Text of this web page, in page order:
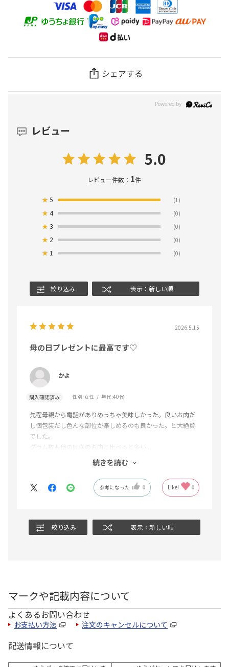
シェアする
レビュー
5.0
レビュー件数： 1件
★5 (1)
★4 (0)
★3 (0)
★ 2 (0)
★ 1 (0)
絞り込み 表示：新しい順
2026.5.15
母の日プレゼントに最高です♡‬
かよ
購入確認済み 性別:女性 年代:40代
先程母親から電話がありめっちゃ美味しかった。良いお肉だ
し個包装だし色んな部位が楽しめるのも良かった。と大絶賛
でした。
グラム数も他の同様のお肉と比べると多いし
値段も黒毛和牛ですがお安いと思いました。
お肉を入れている箱も高級感を漂わせ
母の日のコメントが入ったカードも有難かったです。プレゼ
ントで贈った私とプレゼントで貰った母親との両方が満足の
続きを読む
参考になった 0 Like! 0
絞り込み 表示：新しい順
マークや記載内容について
よくあるお問い合わせ
お支払い方法 注文のキャンセルについて
配送情報について